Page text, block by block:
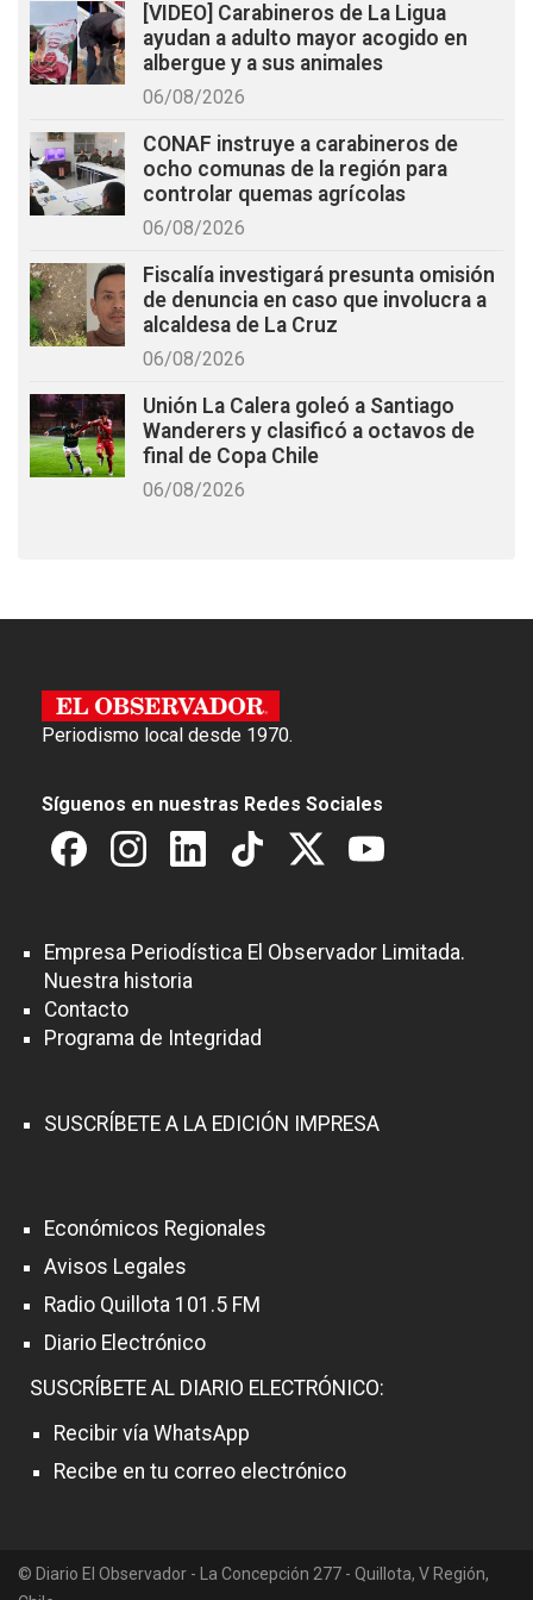
[VIDEO] Carabineros de La Ligua
ayudan a adulto mayor acogido en
albergue y a sus animales
06/08/2026
CONAF instruye a carabineros de
ocho comunas de la región para
controlar quemas agrícolas
06/08/2026
Fiscalía investigará presunta omisión
de denuncia en caso que involucra a
alcaldesa de La Cruz
06/08/2026
Unión La Calera goleó a Santiago
Wanderers y clasificó a octavos de
final de Copa Chile
06/08/2026
Periodismo local desde 1970.
Síguenos en nuestras Redes Sociales
Empresa Periodística El Observador Limitada.
Nuestra historia
Contacto
Programa de Integridad
SUSCRÍBETE A LA EDICIÓN IMPRESA
Económicos Regionales
Avisos Legales
Radio Quillota 101.5 FM
Diario Electrónico
SUSCRÍBETE AL DIARIO ELECTRÓNICO:
Recibir vía WhatsApp
Recibe en tu correo electrónico
© Diario El Observador - La Concepción 277 - Quillota, V Región,